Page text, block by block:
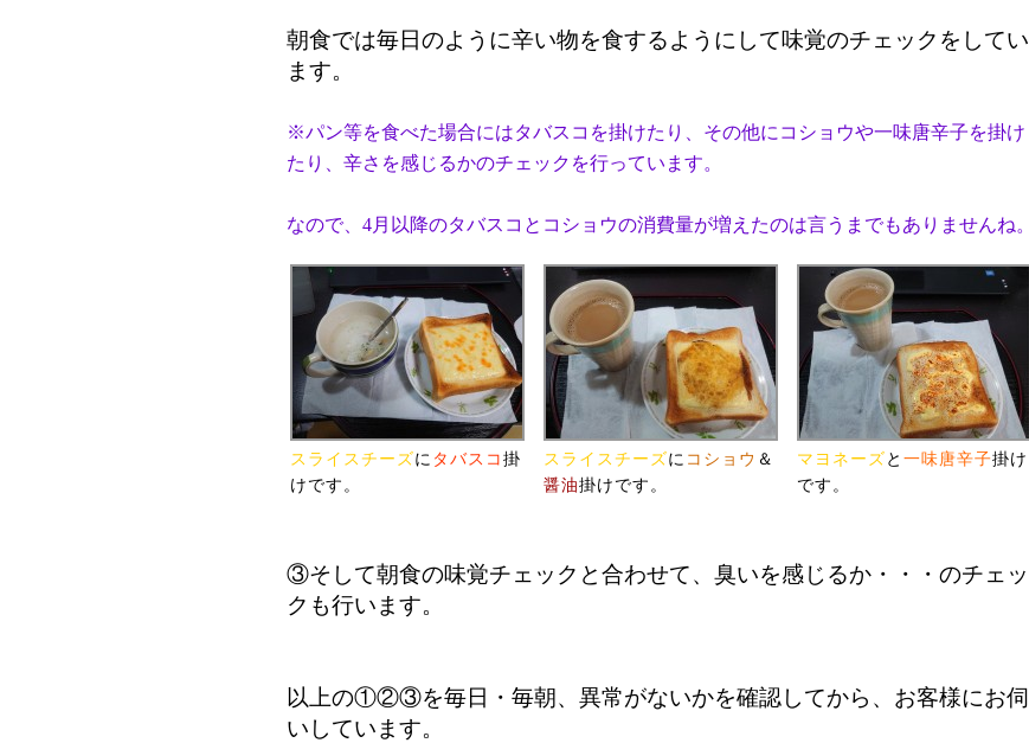
朝食では毎日のように辛い物を食するようにして味覚のチェックをしてい
ます。
※パン等を食べた場合にはタバスコを掛けたり、その他にコショウや一味唐辛子を掛け
たり、辛さを感じるかのチェックを行っています。
なので、4月以降のタバスコとコショウの消費量が増えたのは言うまでもありませんね。
スライスチーズに タバスコ 掛
けです。
スライスチーズに コショウ ＆
醤油掛けです。
マヨネーズ と 一味唐辛子掛け
です。
③そして朝食の味覚チェックと合わせて、臭いを感じるか・・・のチェッ
クも行います。
以上の①②③を毎日・毎朝、異常がないかを確認してから、お客様にお伺
いしています。